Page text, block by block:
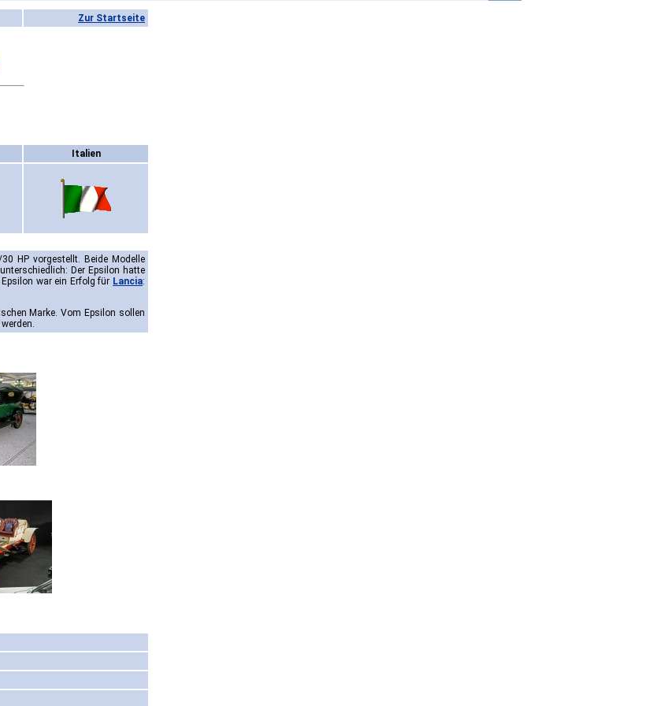
Zur Startseite
Italien
HP vorgestellt. Beide Modelle
Der Epsilon hatte
war ein Erfolg für Lancia:
Marke. Vom Epsilon sollen